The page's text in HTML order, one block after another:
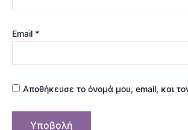
Email *
Αποθήκευσε το όνομά μου, email, και